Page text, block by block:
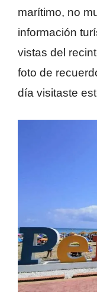
marítimo, no
información
vistas del
foto de
día visitaste